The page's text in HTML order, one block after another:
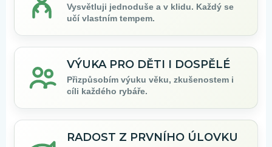
Vysvětluji jednoduše a v klidu. Každý se
učí vlastním tempem.
VÝUKA PRO DĚTI I DOSPĚLÉ
Přizpůsobím výuku věku, zkušenostem i
cíli každého rybáře.
RADOST Z PRVNÍHO ÚLOVKU